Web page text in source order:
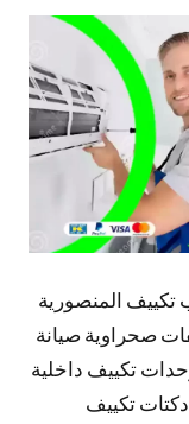
توجد
تعليقات
تكييف المنصورية
صحراوية صيانة
تكييف داخلية
تكييف